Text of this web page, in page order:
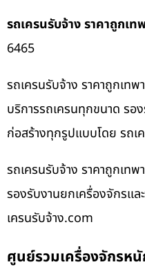
รถเครนรับจ้าง ราคาถูกเท
6465
รถเครนรับจ้าง ราคาถูกเท
บริการรถเครนทุกขนาด รอ
ก่อสร้างทุกรูปแบบโดย รถเ
รถเครนรับจ้าง ราคาถูกเท
รองรับงานยกเครื่องจักรแ
เครนรับจ้าง.com
ศูนย์รวมเครื่องจักรห